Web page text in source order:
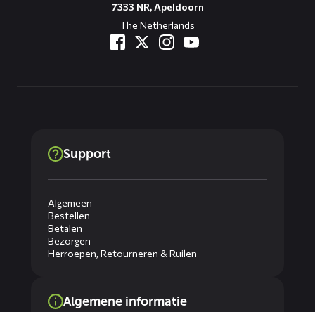
7333 NR, Apeldoorn
The Netherlands
Support
Algemeen
Bestellen
Betalen
Bezorgen
Herroepen, Retourneren & Ruilen
Algemene informatie